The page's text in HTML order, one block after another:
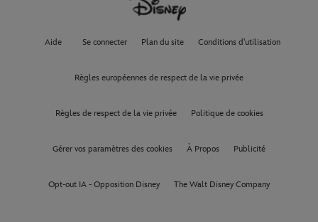
Aide Se connecter Plan du site Conditions d'utilisation
Règles européennes de respect de la vie privée
Règles de respect de la vie privée Politique de cookies
Gérer vos paramètres des cookies À Propos Publicité
Opt-out IA - Opposition Disney The Walt Disney Company